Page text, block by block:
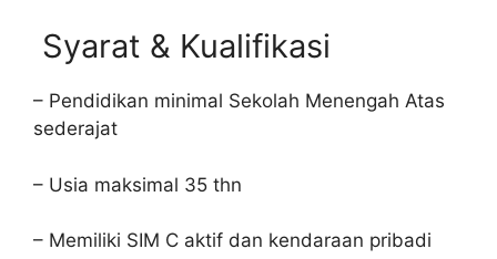
Syarat & Kualifikasi
– Pendidikan minimal Sekolah Menengah Atas
sederajat
– Usia maksimal 35 thn
– Memiliki SIM C aktif dan kendaraan pribadi